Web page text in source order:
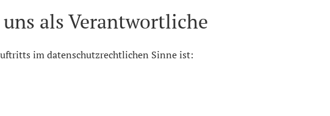
als Verantwortliche
im datenschutzrechtlichen Sinne ist: